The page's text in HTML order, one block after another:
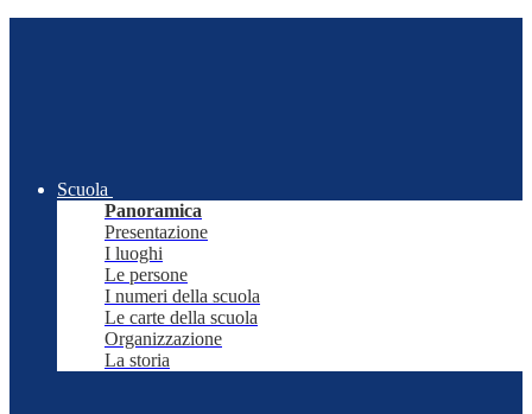
Scuola
Panoramica
Presentazione
I luoghi
Le persone
I numeri della scuola
Le carte della scuola
Organizzazione
La storia